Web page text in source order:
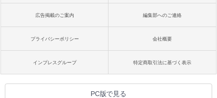
広告掲載のご案内 編集部へのご連絡
プライバシーポリシー 会社概要
インプレスグループ 特定商取引法に基づく表示
PC版で見る